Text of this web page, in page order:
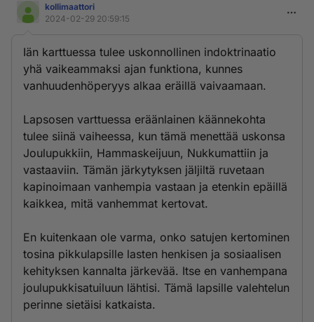
kollimaattori
2024-02-29 20:59:15
Iän karttuessa tulee uskonnollinen indoktrinaatio
yhä vaikeammaksi ajan funktiona, kunnes
vanhuudenhöperyys alkaa eräillä vaivaamaan.
Lapsosen varttuessa eräänlainen käännekohta
tulee siinä vaiheessa, kun tämä menettää uskonsa
Joulupukkiin, Hammaskeijuun, Nukkumattiin ja
vastaaviin. Tämän järkytyksen jäljiltä ruvetaan
kapinoimaan vanhempia vastaan ja etenkin epäillä
kaikkea, mitä vanhemmat kertovat.
En kuitenkaan ole varma, onko satujen kertominen
tosina pikkulapsille lasten henkisen ja sosiaalisen
kehityksen kannalta järkevää. Itse en vanhempana
joulupukkisatuiluun lähtisi. Tämä lapsille valehtelun
perinne sietäisi katkaista.